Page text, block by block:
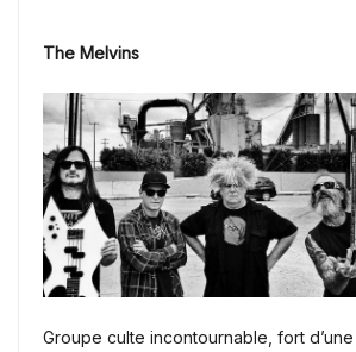
The Melvins
Groupe culte incontournable, fort